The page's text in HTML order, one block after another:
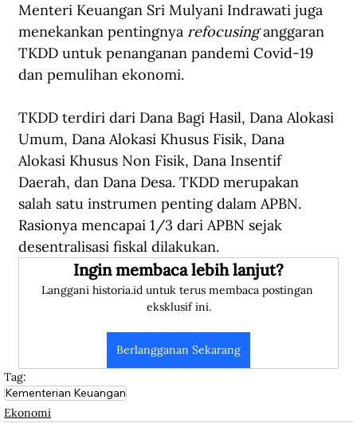
Menteri Keuangan Sri Mulyani Indrawati juga
menekankan pentingnya refocusing anggaran
TKDD untuk penanganan pandemi Covid-19
dan pemulihan ekonomi.
TKDD terdiri dari Dana Bagi Hasil, Dana Alokasi
Umum, Dana Alokasi Khusus Fisik, Dana
Alokasi Khusus Non Fisik, Dana Insentif
Daerah, dan Dana Desa. TKDD merupakan
salah satu instrumen penting dalam APBN.
Rasionya mencapai 1/3 dari APBN sejak
desentralisasi fiskal dilakukan.
Ingin membaca lebih lanjut?
Langgani historia.id untuk terus membaca postingan
eksklusif ini.
Berlangganan Sekarang
Tag:
Kementerian Keuangan
Ekonomi